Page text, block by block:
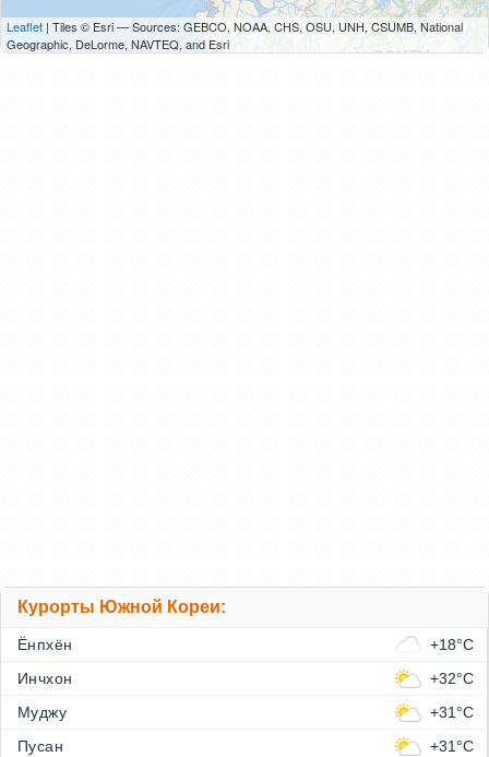
Leaflet | Tiles © Esri — Sources: GEBCO, NOAA, CHS, OSU, UNH, CSUMB, National
Geographic, DeLorme, NAVTEQ, and Esri
Курорты Южной Кореи:
Ёнпхён
+18°C
Инчхон
+32°C
Муджу
+31°C
Пусан
+31°C